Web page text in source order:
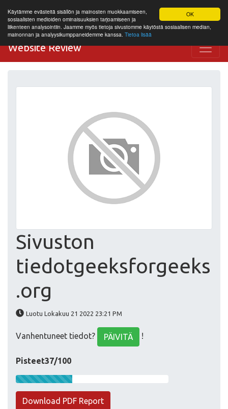
OK
Käytämme evästeitä sisällön ja mainosten muokkaamiseen,
sosiaalisten medioiden ominaisuuksien tarjoamiseen ja
liikenteen analysointiin. Jaamme myös tietoja sivustomme käytöstä sosiaalisen median,
mainonnan ja analyysikumppaneidemme kanssa. Tietoa lisää
Website Review
Sivuston
tiedotgeeksforgeeks
.org
Luotu Lokakuu 21 2022 23:21 PM
Vanhentuneet tiedot? PÄIVITÄ !
Pisteet37/100
Download PDF Report